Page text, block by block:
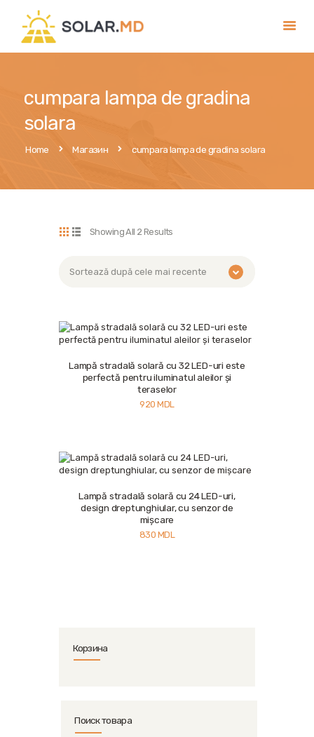
cumpara lampa de gradina
solara
Home Магазин cumpara lampa de gradina solara
Контакты
Услуги
Showing All 2 Results
Buy now Details
Lampă stradală solară cu 32 LED-uri este
perfectă pentru iluminatul aleilor și
teraselor
920MDL
Buy now Details
Lampă stradală solară cu 24 LED-uri,
design dreptunghiular, cu senzor de
mișcare
830 MDL
Корзина
Поиск товара